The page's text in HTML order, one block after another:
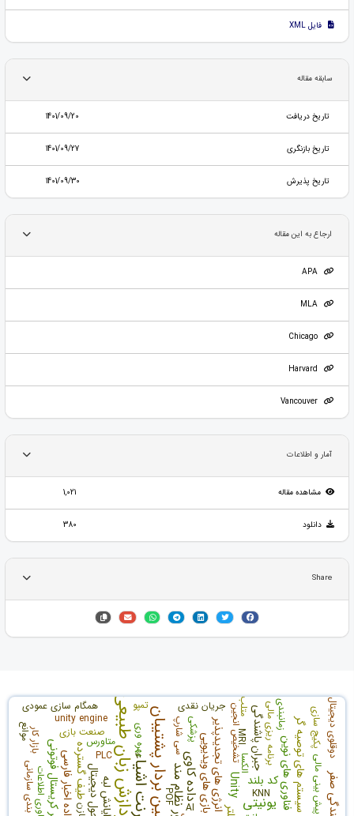
فایل XML
سابقه مقاله
تاریخ دریافت 1401/09/20
تاریخ بازنگری 1401/09/27
تاریخ پذیرش 1401/09/30
ارجاع به این مقاله
APA
MLA
Chicago
Vancouver
آمار و اطلاعات
مشاهده مقاله 1,021
دانلود 380
Share
پردازش زبان طبیعیاینترنت اشیاءماشین بردار پشتیبان یونیتی مرور نظام مندداده کاویبازی های ویدیویی Unity رایانش لبه انرژی های تجدیدپذیر فناوری های نوین تحول دیجیتال سیستم های توصیه گر کد بلند طیف گسترده جبران پاشندگی
فیبر کریستال فوتونی
صنعت بازی تشخیص انجین
فناوری اطلاعاتبودجه بندی سازمانی پیش بینی مالی
برنامه ریزی مالی
جریان نقدی
unity engine
همگام سازی عمودی
سی شارپ متاورس دوقلوی دیجیتال بهره وری پکیج سازی
AI
پزشکی MRI بازار کار
زمانبندی
موانع
PLC
KNN
تمپو
POF
الکسا
متلب